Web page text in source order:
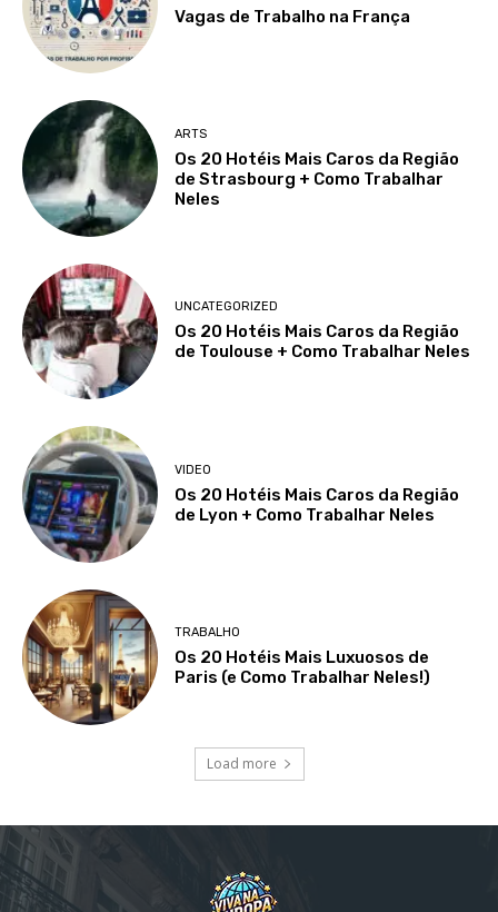
Vagas de Trabalho na França
ARTS
Os 20 Hotéis Mais Caros da Região
de Strasbourg + Como Trabalhar
Neles
UNCATEGORIZED
Os 20 Hotéis Mais Caros da Região
de Toulouse + Como Trabalhar Neles
VIDEO
Os 20 Hotéis Mais Caros da Região
de Lyon + Como Trabalhar Neles
TRABALHO
Os 20 Hotéis Mais Luxuosos de
Paris (e Como Trabalhar Neles!)
Load more